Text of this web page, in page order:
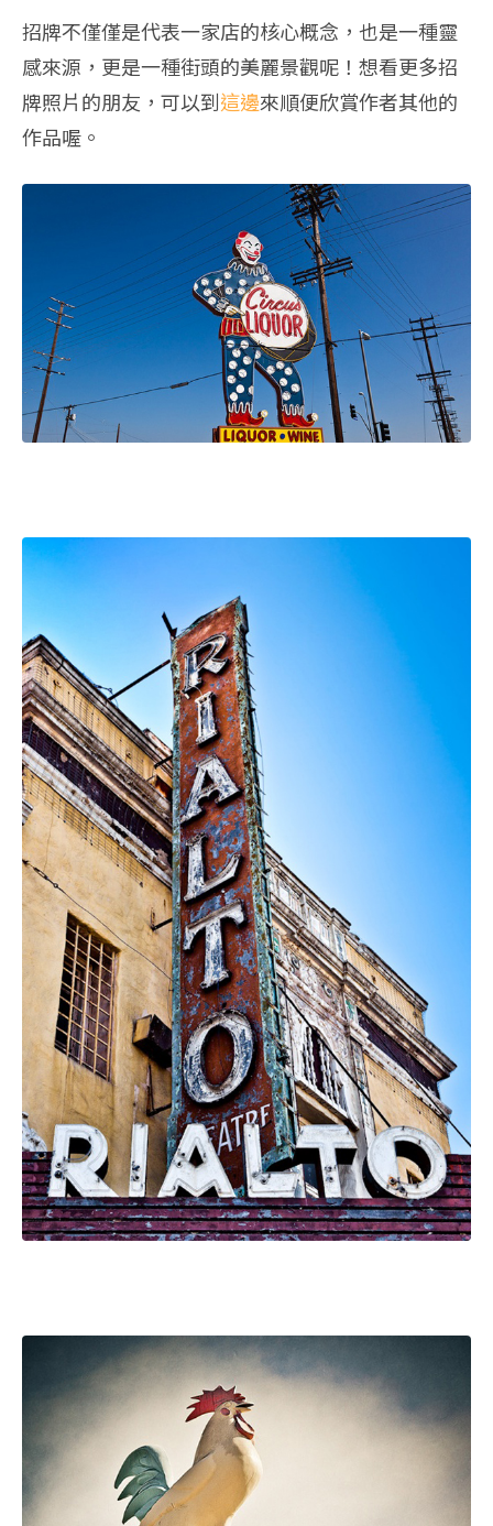
招牌不僅僅是代表一家店的核心概念，也是一種靈
感來源，更是一種街頭的美麗景觀呢！想看更多招
牌照片的朋友，可以到這邊來順便欣賞作者其他的
作品喔。